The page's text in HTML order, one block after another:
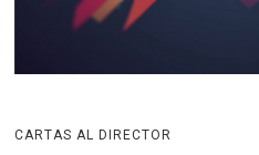
CARTAS AL DIRECTOR